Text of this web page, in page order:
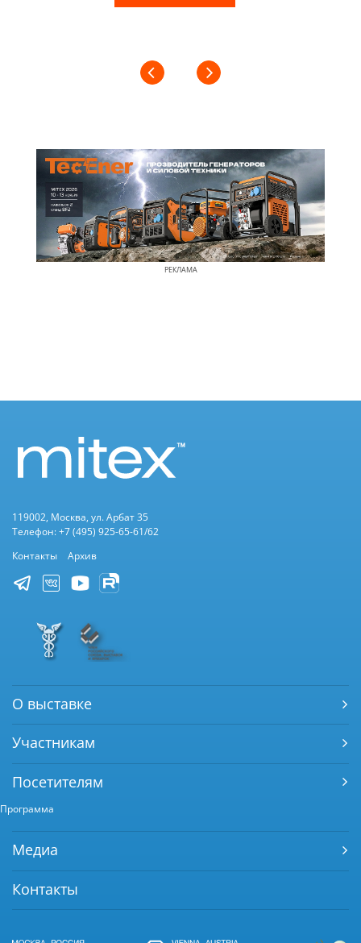
РЕКЛАМА
119002, Москва, ул. Арбат 35
Телефон: +7 (495) 925-65-61/62
Контакты
Архив
О выставке
Участникам
Посетителям
Программа
Медиа
Контакты